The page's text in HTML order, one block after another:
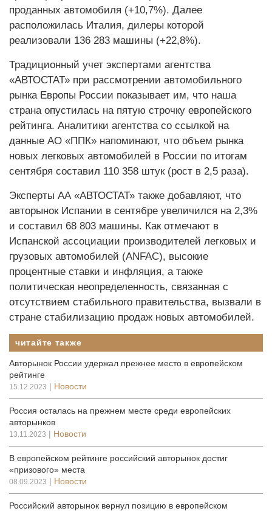
проданных автомобиля (+10,7%). Далее
расположилась Италия, дилеры которой
реализовали 136 283 машины (+22,8%).
Традиционный учет экспертами агентства
«АВТОСТАТ» при рассмотрении автомобильного
рынка Европы России показывает им, что наша
страна опустилась на пятую строчку европейского
рейтинга. Аналитики агентства со ссылкой на
данные АО «ППК» напоминают, что объем рынка
новых легковых автомобилей в России по итогам
сентября составил 110 358 штук (рост в 2,5 раза).
Эксперты АА «АВТОСТАТ» также добавляют, что
авторынок Испании в сентябре увеличился на 2,3%
и составил 68 803 машины. Как отмечают в
Испанской ассоциации производителей легковых и
грузовых автомобилей (ANFAC), высокие
процентные ставки и инфляция, а также
политическая неопределенность, связанная с
отсутствием стабильного правительства, вызвали в
стране стабилизацию продаж новых автомобилей.
читайте также
Авторынок России удержал прежнее место в европейском
рейтинге
15.12.2023 | Новости
Россия осталась на прежнем месте среди европейских
авторынков
13.11.2023 | Новости
В европейском рейтинге российский авторынок достиг
«призового» места
08.09.2023 | Новости
Российский авторынок вернул позицию в европейском